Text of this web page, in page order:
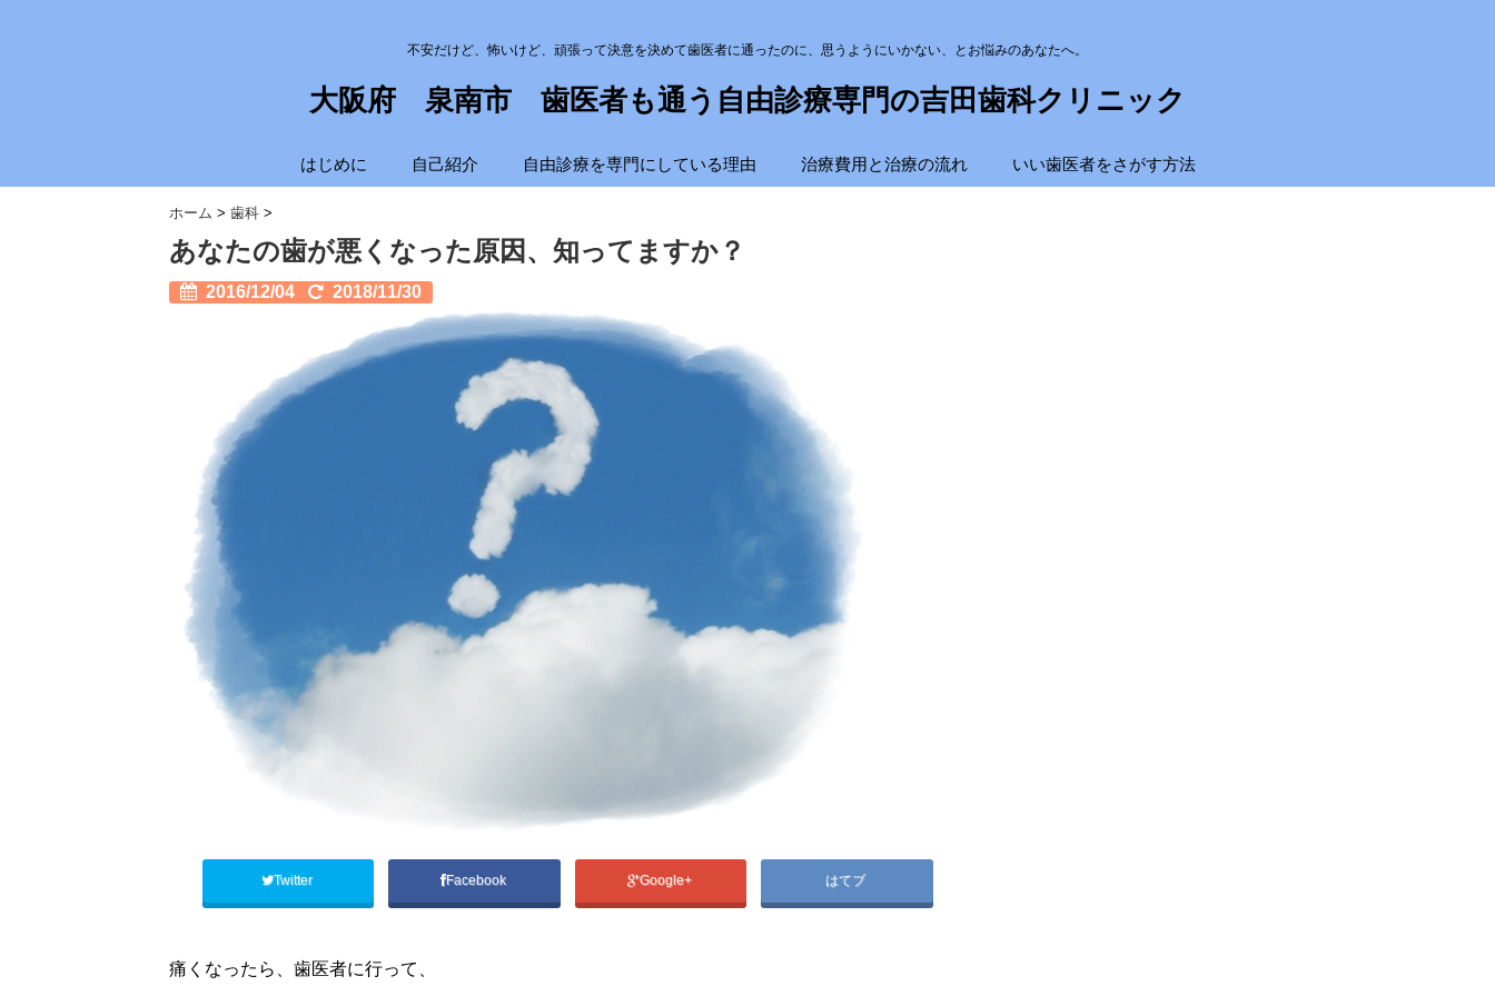
不安だけど、怖いけど、頑張って決意を決めて歯医者に通ったのに、思うようにいかない、とお悩みのあなたへ。
大阪府 泉南市 歯医者も通う自由診療専門の吉田歯科クリニック
はじめに 自己紹介 自由診療を専門にしている理由 治療費用と治療の流れ いい歯医者をさがす方法
ホーム > 歯科 >
あなたの歯が悪くなった原因、知ってますか？
2016/12/04 2018/11/30
Twitter Facebook Google+ はてブ
痛くなったら、歯医者に行って、